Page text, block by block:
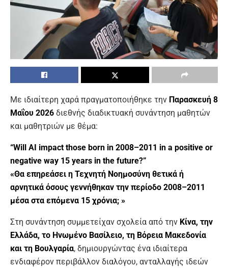
Με ιδιαίτερη χαρά πραγματοποιήθηκε την Παρασκευή 8
Μαΐου 2026 διεθνής διαδικτυακή συνάντηση μαθητών
και μαθητριών με θέμα:
“Will AI impact those born in 2008–2011 in a positive or
negative way 15 years in the future?”
«Θα επηρεάσει η Τεχνητή Νοημοσύνη θετικά ή
αρνητικά όσους γεννήθηκαν την περίοδο 2008–2011
μέσα στα επόμενα 15 χρόνια; »
Στη συνάντηση συμμετείχαν σχολεία από την Κίνα, την
Ελλάδα, το Ηνωμένο Βασίλειο, τη Βόρεια Μακεδονία
και τη Βουλγαρία, δημιουργώντας ένα ιδιαίτερα
ενδιαφέρον περιβάλλον διαλόγου, ανταλλαγής ιδεών